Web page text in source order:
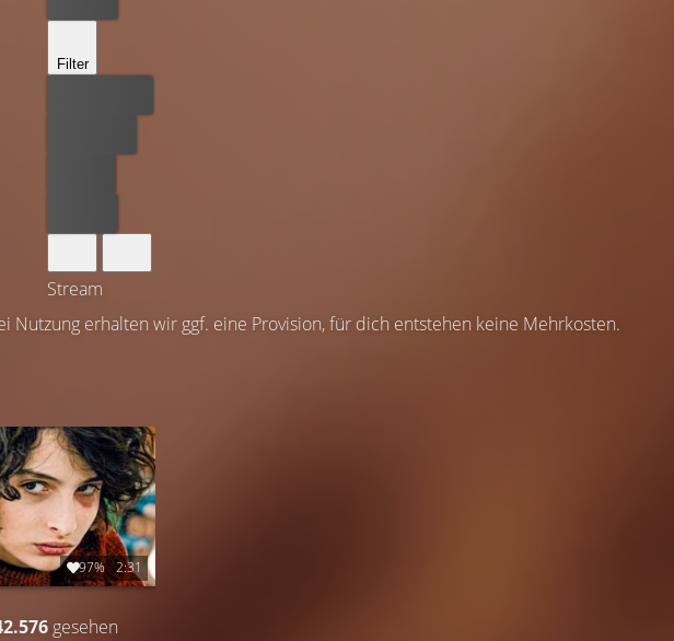
Filter
Stream
Nutzung erhalten wir ggf. eine Provision, für dich entstehen keine Mehrkosten.
97% 2:31
gesehen